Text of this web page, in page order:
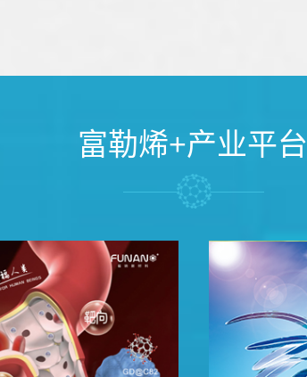
富勒烯+产业平台